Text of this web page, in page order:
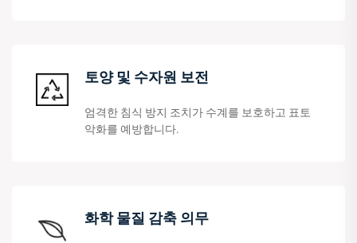
토양 및 수자원 보전
엄격한 침식 방지 조치가 수계를 보호하고 표토
악화를 예방합니다.
화학 물질 감축 의무